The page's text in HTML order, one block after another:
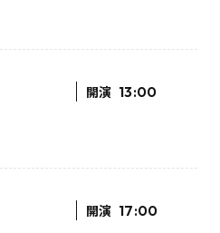
開演 13:00
開演 17:00